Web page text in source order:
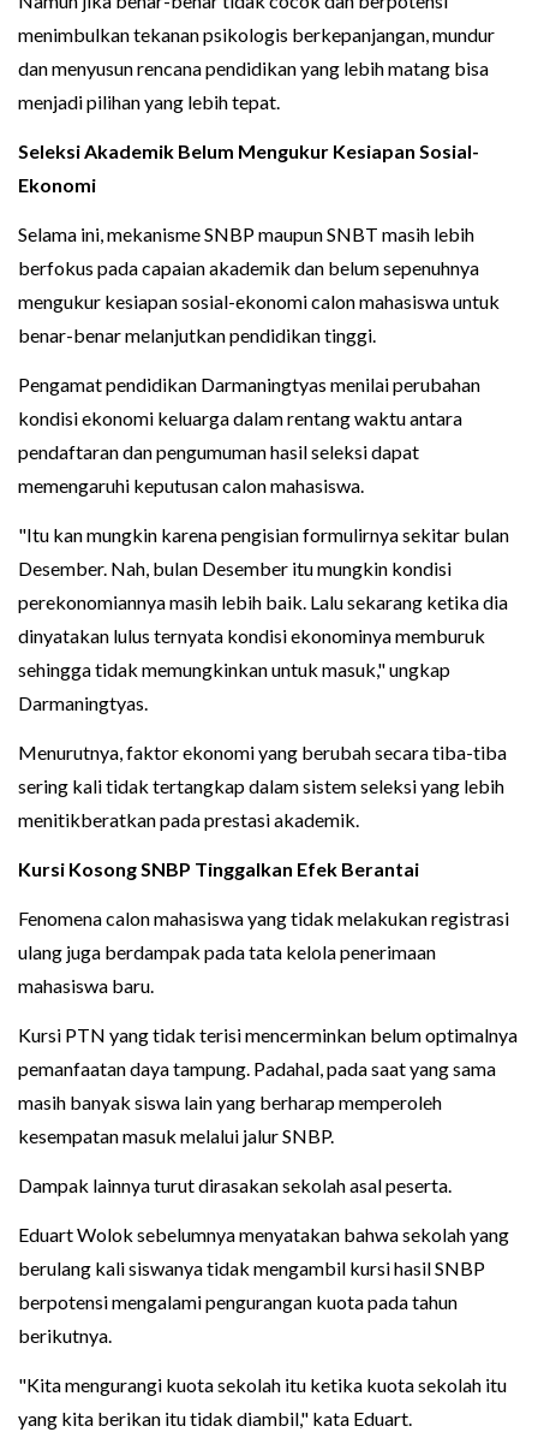
menimbulkan tekanan psikologis berkepanjangan, mundur
dan menyusun rencana pendidikan yang lebih matang bisa
menjadi pilihan yang lebih tepat.
Seleksi Akademik Belum Mengukur Kesiapan Sosial-
Ekonomi
Selama ini, mekanisme SNBP maupun SNBT masih lebih
berfokus pada capaian akademik dan belum sepenuhnya
mengukur kesiapan sosial-ekonomi calon mahasiswa untuk
benar-benar melanjutkan pendidikan tinggi.
Pengamat pendidikan Darmaningtyas menilai perubahan
kondisi ekonomi keluarga dalam rentang waktu antara
pendaftaran dan pengumuman hasil seleksi dapat
memengaruhi keputusan calon mahasiswa.
"Itu kan mungkin karena pengisian formulirnya sekitar bulan
Desember. Nah, bulan Desember itu mungkin kondisi
perekonomiannya masih lebih baik. Lalu sekarang ketika dia
dinyatakan lulus ternyata kondisi ekonominya memburuk
sehingga tidak memungkinkan untuk masuk," ungkap
Darmaningtyas.
Menurutnya, faktor ekonomi yang berubah secara tiba-tiba
sering kali tidak tertangkap dalam sistem seleksi yang lebih
menitikberatkan pada prestasi akademik.
Kursi Kosong SNBP Tinggalkan Efek Berantai
Fenomena calon mahasiswa yang tidak melakukan registrasi
ulang juga berdampak pada tata kelola penerimaan
mahasiswa baru.
Kursi PTN yang tidak terisi mencerminkan belum optimalnya
pemanfaatan daya tampung. Padahal, pada saat yang sama
masih banyak siswa lain yang berharap memperoleh
kesempatan masuk melalui jalur SNBP.
Dampak lainnya turut dirasakan sekolah asal peserta.
Eduart Wolok sebelumnya menyatakan bahwa sekolah yang
berulang kali siswanya tidak mengambil kursi hasil SNBP
berpotensi mengalami pengurangan kuota pada tahun
berikutnya.
"Kita mengurangi kuota sekolah itu ketika kuota sekolah itu
yang kita berikan itu tidak diambil," kata Eduart.